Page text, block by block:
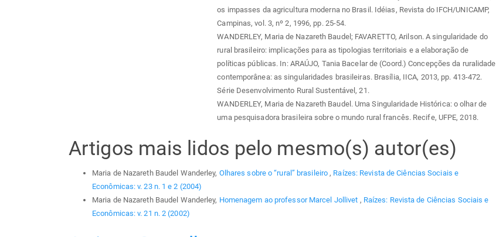
os impasses da agricultura moderna no Brasil. Idéias, Revista do IFCH/UNICAMP,
Campinas, vol. 3, nº 2, 1996, pp. 25-54.
WANDERLEY, Maria de Nazareth Baudel; FAVARETTO, Arilson. A singularidade do
rural brasileiro: implicações para as tipologias territoriais e a elaboração de
políticas públicas. In: ARAÚJO, Tania Bacelar de (Coord.) Concepções da ruralidade
contemporânea: as singularidades brasileiras. Brasília, IICA, 2013, pp. 413-472.
Série Desenvolvimento Rural Sustentável, 21.
WANDERLEY, Maria de Nazareth Baudel. Uma Singularidade Histórica: o olhar de
uma pesquisadora brasileira sobre o mundo rural francês. Recife, UFPE, 2018.
Artigos mais lidos pelo mesmo(s) autor(es)
Maria de Nazareth Baudel Wanderley, Olhares sobre o “rural” brasileiro , Raízes: Revista de Ciências Sociais e
Econômicas: v. 23 n. 1 e 2 (2004)
Maria de Nazareth Baudel Wanderley, Homenagem ao professor Marcel Jollivet , Raízes: Revista de Ciências Sociais e
Econômicas: v. 21 n. 2 (2002)